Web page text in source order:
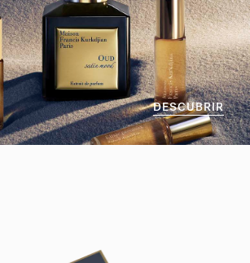
DESCUBRIR